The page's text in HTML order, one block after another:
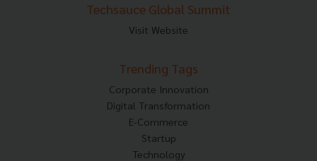
Techsauce Global Summit
Visit Website
Trending Tags
Corporate Innovation
Digital Transformation
E-Commerce
Startup
Technology